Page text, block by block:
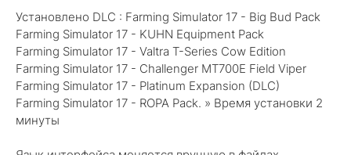
Установлено DLC : Farming Simulator 17 - Big Bud Pack
Farming Simulator 17 - KUHN Equipment Pack
Farming Simulator 17 - Valtra T-Series Cow Edition
Farming Simulator 17 - Challenger MT700E Field Viper
Farming Simulator 17 - Platinum Expansion (DLC)
Farming Simulator 17 - ROPA Pack. » Время установки 2
минуты